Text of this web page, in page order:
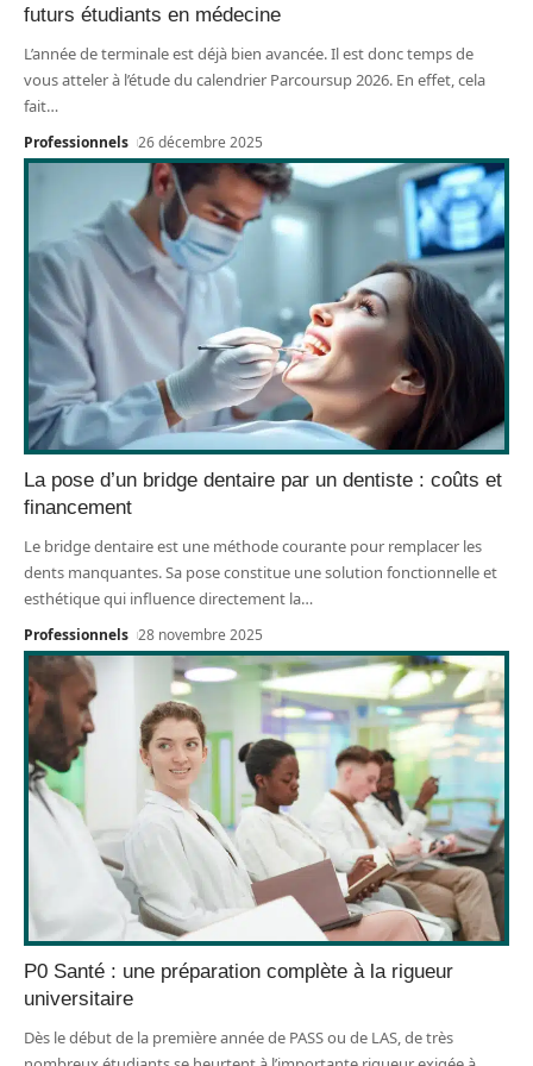
futurs étudiants en médecine
L’année de terminale est déjà bien avancée. Il est donc temps de
vous atteler à l’étude du calendrier Parcoursup 2026. En effet, cela
fait…
Professionnels 26 décembre 2025
La pose d’un bridge dentaire par un dentiste : coûts et
financement
Le bridge dentaire est une méthode courante pour remplacer les
dents manquantes. Sa pose constitue une solution fonctionnelle et
esthétique qui influence directement la…
Professionnels 28 novembre 2025
P0 Santé : une préparation complète à la rigueur
universitaire
Dès le début de la première année de PASS ou de LAS, de très